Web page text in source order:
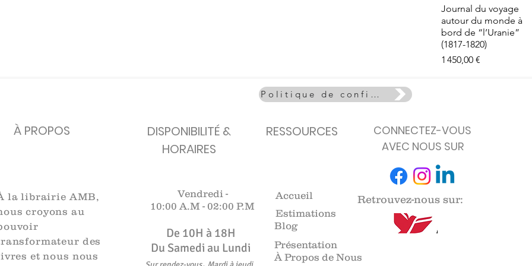
Aperçu rapide
Journal du voyage
autour du monde à
bord de “l’Uranie”
(1817-1820)
Prix
1 450,00 €
Politique de confidentialité
À PROPOS
DISPONIBILITÉ &
HORAIRES
RESSOURCES
CONNECTEZ-VOUS
AVEC NOUS SUR
la librairie AMB,
croyons au
des
et nous nous
Vendredi -
10:00 A.M - 02:00 P.M
De 10H à 18H​​​
Du Samedi au Lundi
,
Accueil
Estimations
Blog
Retrouvez-nous sur:
Présentation
À Propos de Nous